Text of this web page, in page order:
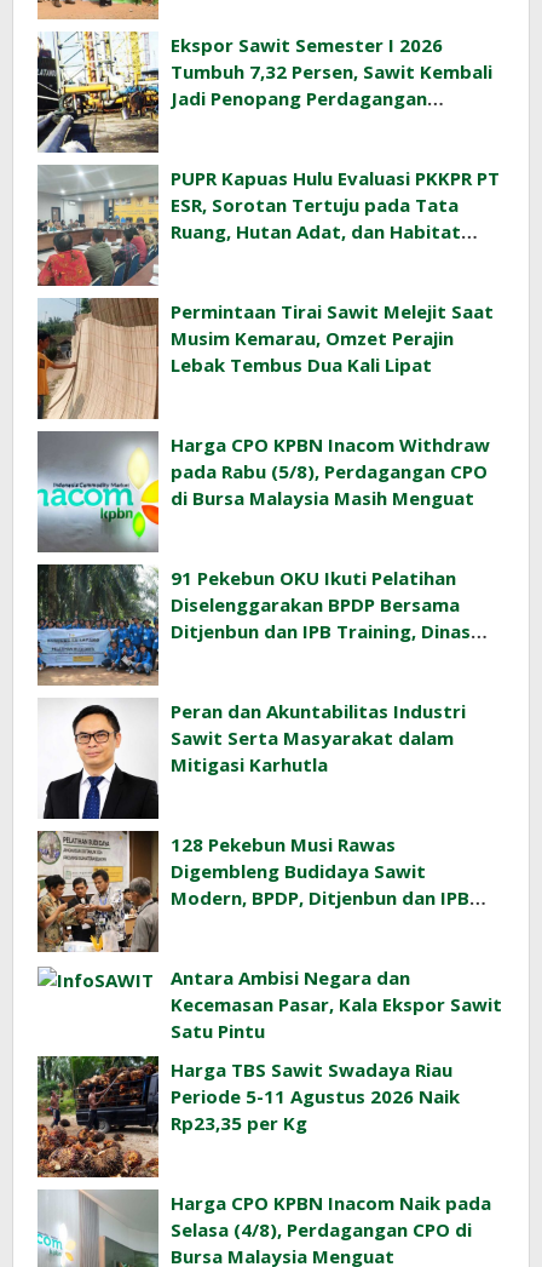
Ekspor Sawit Semester I 2026
Tumbuh 7,32 Persen, Sawit Kembali
Jadi Penopang Perdagangan
PUPR Kapuas Hulu Evaluasi PKKPR PT
ESR, Sorotan Tertuju pada Tata
Ruang, Hutan Adat, dan Habitat
Permintaan Tirai Sawit Melejit Saat
Musim Kemarau, Omzet Perajin
Lebak Tembus Dua Kali Lipat
Harga CPO KPBN Inacom Withdraw
pada Rabu (5/8), Perdagangan CPO
di Bursa Malaysia Masih Menguat
91 Pekebun OKU Ikuti Pelatihan
Diselenggarakan BPDP Bersama
Ditjenbun dan IPB Training, Dinas
Peran dan Akuntabilitas Industri
Sawit Serta Masyarakat dalam
Mitigasi Karhutla
128 Pekebun Musi Rawas
Digembleng Budidaya Sawit
Modern, BPDP, Ditjenbun dan IPB
Antara Ambisi Negara dan
Kecemasan Pasar, Kala Ekspor Sawit
Satu Pintu
Harga TBS Sawit Swadaya Riau
Periode 5-11 Agustus 2026 Naik
Rp23,35 per Kg
Harga CPO KPBN Inacom Naik pada
Selasa (4/8), Perdagangan CPO di
Bursa Malaysia Menguat